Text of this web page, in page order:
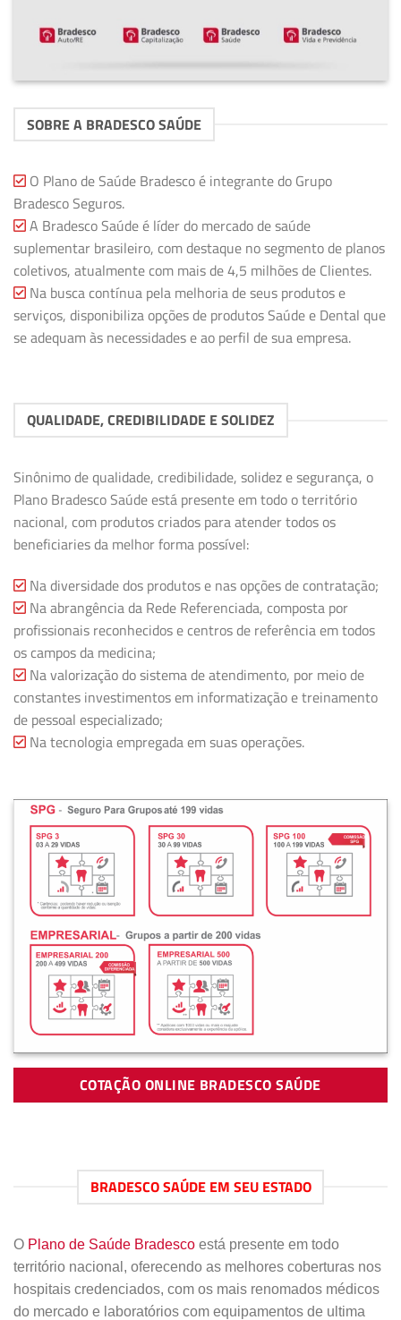
SOBRE A BRADESCO SAÚDE
O Plano de Saúde Bradesco é integrante do Grupo
Bradesco Seguros.
A Bradesco Saúde é líder do mercado de saúde
suplementar brasileiro, com destaque no segmento de planos
coletivos, atualmente com mais de 4,5 milhões de Clientes.
Na busca contínua pela melhoria de seus produtos e
serviços, disponibiliza opções de produtos Saúde e Dental que
se adequam às necessidades e ao perfil de sua empresa.
QUALIDADE, CREDIBILIDADE E SOLIDEZ
Sinônimo de qualidade, credibilidade, solidez e segurança, o
Plano Bradesco Saúde está presente em todo o território
nacional, com produtos criados para atender todos os
beneficiaries da melhor forma possível:
Na diversidade dos produtos e nas opções de contratação;
Na abrangência da Rede Referenciada, composta por
profissionais reconhecidos e centros de referência em todos
os campos da medicina;
Na valorização do sistema de atendimento, por meio de
constantes investimentos em informatização e treinamento
de pessoal especializado;
Na tecnologia empregada em suas operações.
COTAÇÃO ONLINE BRADESCO SAÚDE
BRADESCO SAÚDE EM SEU ESTADO
O Plano de Saúde Bradesco está presente em todo
território nacional, oferecendo as melhores coberturas nos
hospitais credenciados, com os mais renomados médicos
do mercado e laboratórios com equipamentos de ultima